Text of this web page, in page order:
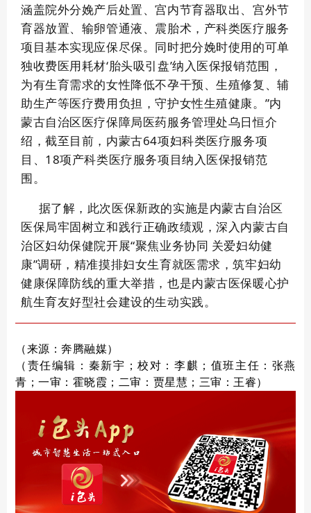
涵盖院外分娩产后处置、宫内节育器取出、宫外节
育器放置、输卵管通液、震胎术，产科类医疗服务
项目基本实现应保尽保。同时把分娩时使用的可单
独收费医用耗材‘胎头吸引盘’纳入医保报销范围，
为有生育需求的女性降低不孕干预、生殖修复、辅
助生产等医疗费用负担，守护女性生殖健康。”内
蒙古自治区医疗保障局医药服务管理处乌日恒介
绍，截至目前，内蒙古64项妇科类医疗服务项
目、18项产科类医疗服务项目纳入医保报销范
围。
据了解，此次医保新政的实施是内蒙古自治区
医保局牢固树立和践行正确政绩观，深入内蒙古自
治区妇幼保健院开展“聚焦业务协同 关爱妇幼健
康”调研，精准摸排妇女生育就医需求，筑牢妇幼
健康保障防线的重大举措，也是内蒙古医保暖心护
航生育友好型社会建设的生动实践。
（来源：奔腾融媒）
（责任编辑：秦新宇；校对：李麒；值班主任：张燕
青；一审：霍晓霞；二审：贾星慧；三审：王睿）